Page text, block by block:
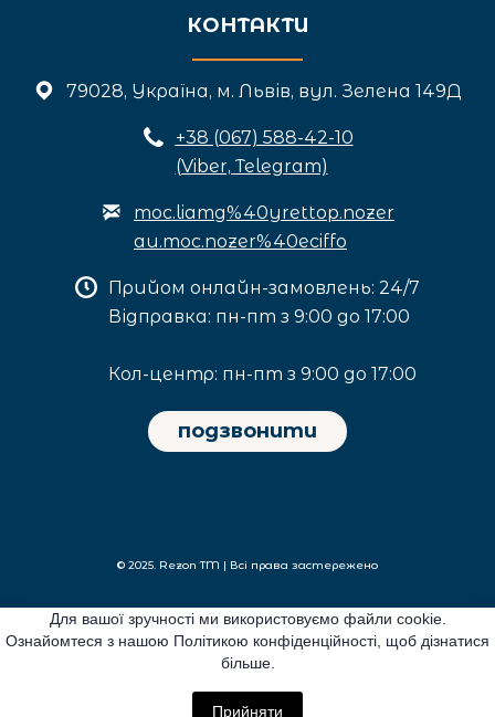
КОНТАКТИ
79028, Україна, м. Львів, вул. Зелена 149Д
+38 (067) 588-42-10
(Viber, Telegram)
moc.liamg%40yrettop.nozer
au.moc.nozer%40eciffo
Прийом онлайн-замовлень: 24/7
Відправка: пн-пт з 9:00 до 17:00
Кол-центр: пн-пт з 9:00 до 17:00
подзвонити
© 2025. Rezon TM | Всі права застережено
Privacy policy
Return policy
Для вашої зручності ми використовуємо файли cookie.
Ознайомтеся з нашою Політикою конфіденційності, щоб дізнатися
більше.
Прийняти